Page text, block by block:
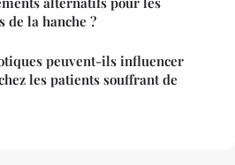
de la hanche ?
peuvent-ils influencer
les patients souffrant de